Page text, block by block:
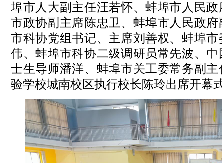
埠市人大副主任汪若怀、蚌埠市人民
市政协副主席陈忠卫、蚌埠市人民政
市科协党组书记、主席刘善权、蚌埠
伟、蚌埠市科协二级调研员常先波、
士生导师潘洋、蚌埠市关工委常务副
验学校城南校区执行校长陈玲出席开幕